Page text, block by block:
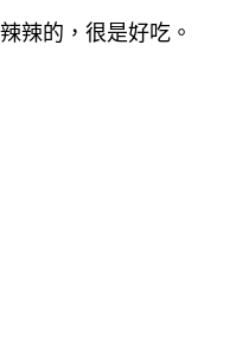
辣的，很是好吃。